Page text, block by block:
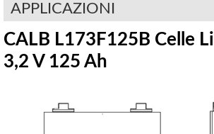
APPLICAZIONI
CALB L173F125B Celle
3,2 V 125 Ah